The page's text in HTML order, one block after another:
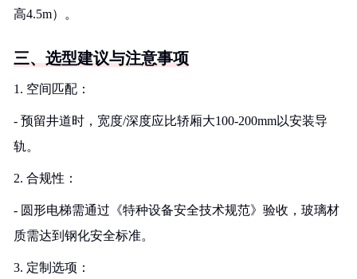
高4.5m）。
三、选型建议与注意事项
1. 空间匹配：
- 预留井道时，宽度/深度应比轿厢大100-200mm以安装导
轨。
2. 合规性：
- 圆形电梯需通过《特种设备安全技术规范》验收，玻璃材
质需达到钢化安全标准。
3. 定制选项：